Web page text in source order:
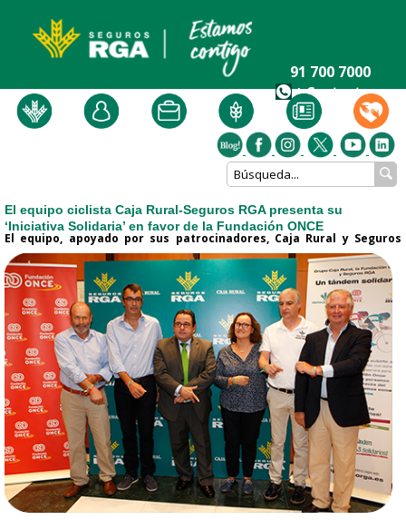
91 700 7000
+ Contacto
El equipo ciclista Caja Rural-Seguros RGA presenta su
‘Iniciativa Solidaria’ en favor de la Fundación ONCE
El equipo, apoyado por sus patrocinadores, Caja Rural y Seguros